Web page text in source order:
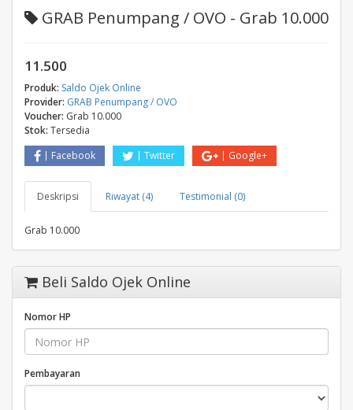
GRAB Penumpang / OVO - Grab 10.000
11.500
Produk: Saldo Ojek Online
Provider: GRAB Penumpang / OVO
Voucher: Grab 10.000
Stok: Tersedia
Facebook
Twitter Google+
Deskripsi Riwayat (4) Testimonial (0)
Grab 10.000
Beli Saldo Ojek Online
Nomor HP
Pembayaran